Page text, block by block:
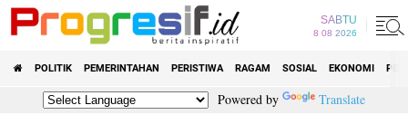
SABTU
8 08 2026
POLITIK PEMERINTAHAN PERISTIWA RAGAM SOSIAL EKONOMI
Powered by Translate